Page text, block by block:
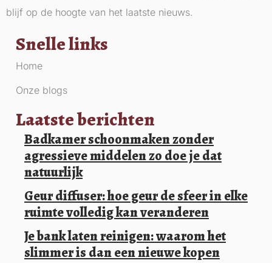
blijf op de hoogte van het laatste nieuws.
Snelle links
Home
Onze blogs
Laatste berichten
Badkamer schoonmaken zonder
agressieve middelen zo doe je dat
natuurlijk
Geur diffuser: hoe geur de sfeer in elke
ruimte volledig kan veranderen
Je bank laten reinigen: waarom het
slimmer is dan een nieuwe kopen